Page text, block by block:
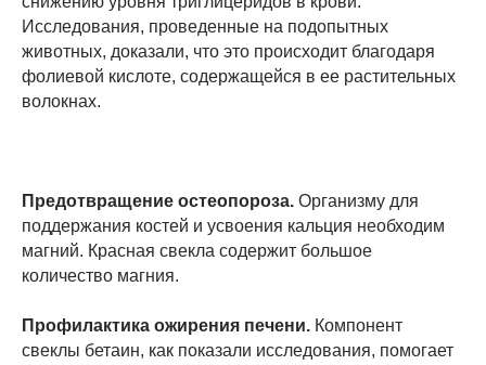
Исследования, проведенные на подопытных
животных, доказали, что это происходит благодаря
фолиевой кислоте, содержащейся в ее растительных
волокнах.
Предотвращение остеопороза. Организму для
поддержания костей и усвоения кальция необходим
магний. Красная свекла содержит большое
количество магния.
Профилактика ожирения печени. Компонент
свеклы бетаин, как показали исследования, помогает